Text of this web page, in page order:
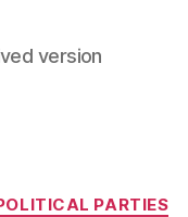
version
PARTIES